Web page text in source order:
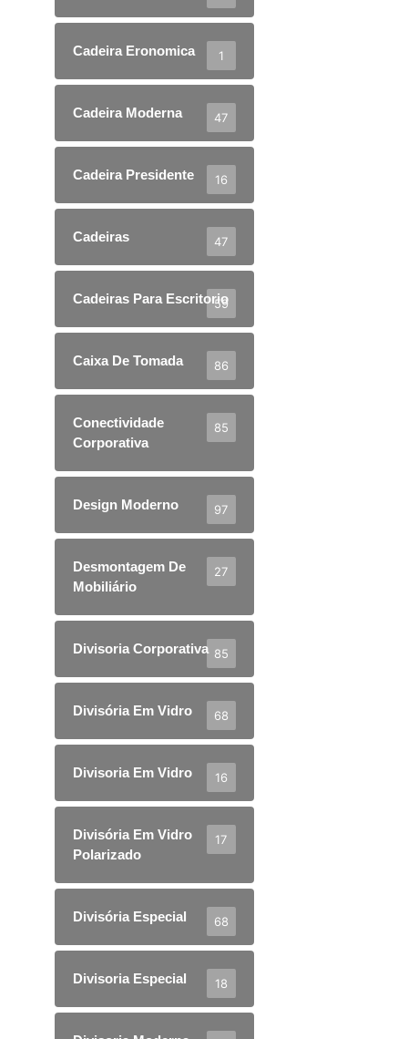
Cadeira Eronomica 1
Cadeira Moderna 47
Cadeira Presidente 16
Cadeiras 47
Cadeiras Para Escritorio
59
Caixa De Tomada 86
Conectividade
Corporativa
85
Design Moderno 97
Desmontagem De
Mobiliário
27
Divisoria Corporativa 85
Divisória Em Vidro 68
Divisoria Em Vidro 16
Divisória Em Vidro
Polarizado
17
Divisória Especial 68
Divisoria Especial 18